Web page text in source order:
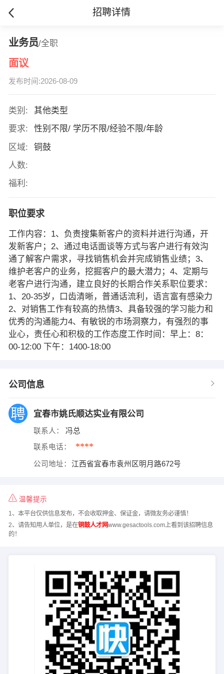
招聘详情
业务员/全职
面议
发布时间:2026-08-09
类别:
其他类型
要求:
性别不限/ 学历不限/经验不限/年龄
区域:
铜鼓
人数:
福利:
职位要求
工作内容：1、负责搜集新客户的资料并进行沟通，开
发新客户；2、通过电话面谈等方式与客户进行有效沟
通了解客户需求，寻找销售机会并完成销售业绩；3、
维护老客户的业务，挖掘客户的最大潜力；4、定期与
老客户进行沟通，建立良好的长期合作关系职位要求：
1、20-35岁，口齿清晰，普通话流利，语言富有感染力
2、对销售工作有较高的热情3、具备较强的学习能力和
优秀的沟通能力4、有敏锐的市场洞察力，有强烈的事
业心，责任心和积极的工作态度工作时间：早上：8：
00-12:00 下午：1400-18:00
公司信息
宜春市姚氏顺达实业有限公司
联系人： 冯总
联系电话： ****
公司地址： 江西省宜春市袁州区明月路672号
温馨提示
1、本平台仅供信息发布，不会收取押金、保证金，请微友务必谨慎！
2、请告知用人单位，是在铜鼓人才网www.gesactools.com上看到该招聘信息
的！